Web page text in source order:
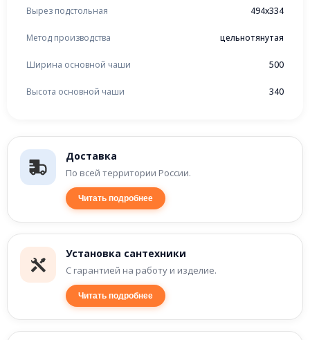
Доставка
По всей территории России.
Читать подробнее
Установка сантехники
С гарантией на работу и изделие.
Читать подробнее
Вырез подстольная 494x334
Метод производства цельнотянутая
Ширина основной чаши 500
Высота основной чаши 340